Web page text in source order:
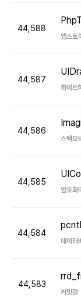
44,588
앱스토
44,587
화이트
44,586
스택오
44,585
암호화
44,584
데이터
44,583
커밋광